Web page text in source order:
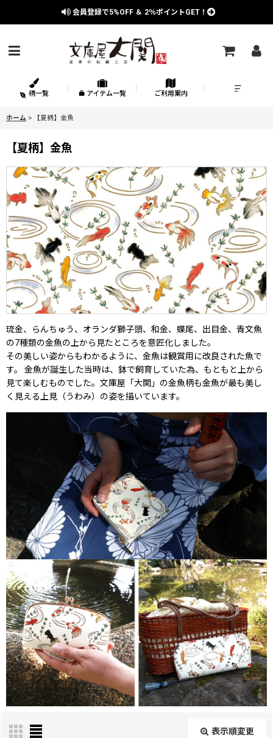
会員登録で5%OFF ＆ 2％ポイントGET！
柄一覧 アイテム一覧 ご利用案内
ホーム > 【夏柄】金魚
【夏柄】金魚
琉金、らんちゅう、オランダ獅子頭、和金、蝶尾、出目金、青文魚
の7種類の金魚の上から見たところを意匠化しました。
その美しい姿からもわかるように、金魚は観賞用に改良された魚で
す。 金魚が誕生した当時は、鉢で飼育していた為、もともと上から
見て楽しむものでした。文庫屋「大関」の金魚柄も金魚が最も美し
く見える上見（うわみ）の姿を描いています。
表示順変更